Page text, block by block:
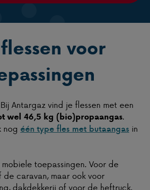
voor
Antargaz vind je flessen met een
wel 46,5 kg (bio)propaangas.
nog één type fles met butaangas in
toepassingen. Voor de
caravan, maar ook voor
dakdekkerij of voor de heftruck.